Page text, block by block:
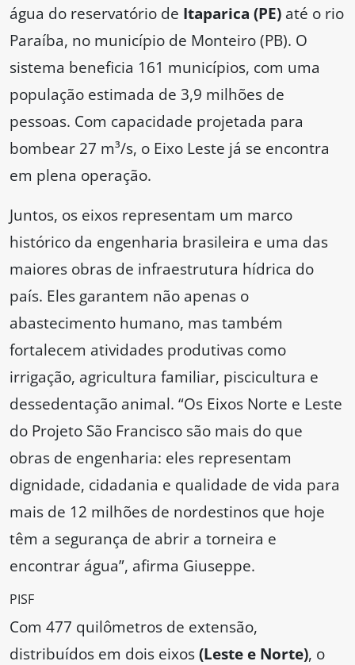
água do reservatório de Itaparica (PE) até o rio
Paraíba, no município de Monteiro (PB). O
sistema beneficia 161 municípios, com uma
população estimada de 3,9 milhões de
pessoas. Com capacidade projetada para
bombear 27 m³/s, o Eixo Leste já se encontra
em plena operação.
Juntos, os eixos representam um marco
histórico da engenharia brasileira e uma das
maiores obras de infraestrutura hídrica do
país. Eles garantem não apenas o
abastecimento humano, mas também
fortalecem atividades produtivas como
irrigação, agricultura familiar, piscicultura e
dessedentação animal. “Os Eixos Norte e Leste
do Projeto São Francisco são mais do que
obras de engenharia: eles representam
dignidade, cidadania e qualidade de vida para
mais de 12 milhões de nordestinos que hoje
têm a segurança de abrir a torneira e
encontrar água”, afirma Giuseppe.
PISF
Com 477 quilômetros de extensão,
distribuídos em dois eixos(Leste e Norte), o